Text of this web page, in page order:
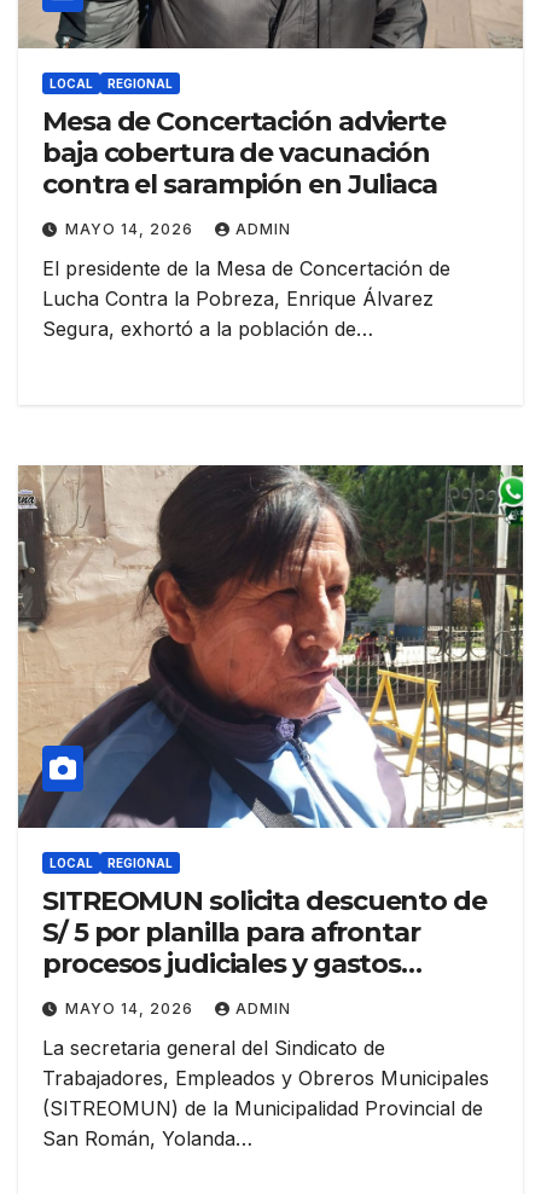
LOCAL REGIONAL
Mesa de Concertación advierte
baja cobertura de vacunación
contra el sarampión en Juliaca
MAYO 14, 2026 ADMIN
El presidente de la Mesa de Concertación de
Lucha Contra la Pobreza, Enrique Álvarez
Segura, exhortó a la población de…
LOCAL REGIONAL
SITREOMUN solicita descuento de
S/ 5 por planilla para afrontar
procesos judiciales y gastos
sindicales
MAYO 14, 2026 ADMIN
La secretaria general del Sindicato de
Trabajadores, Empleados y Obreros Municipales
(SITREOMUN) de la Municipalidad Provincial de
San Román, Yolanda…